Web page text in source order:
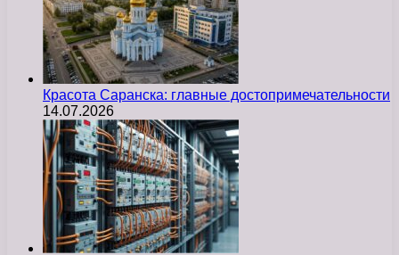
Красота Саранска: главные достопримечательности
14.07.2026